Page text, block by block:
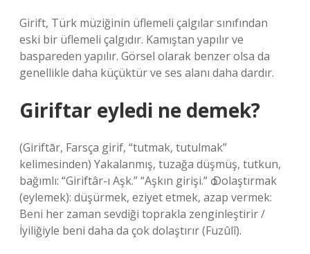
Girift, Türk müziğinin üflemeli çalgılar sınıfından
eski bir üflemeli çalgıdır. Kamıştan yapılır ve
baspareden yapılır. Görsel olarak benzer olsa da
genellikle daha küçüktür ve ses alanı daha dardır.
Giriftar eyledi ne demek?
(Giriftār, Farsça girif, “tutmak, tutulmak”
kelimesinden) Yakalanmış, tuzağa düşmüş, tutkun,
bağımlı: “Giriftâr-ı Aşk.” “Aşkın girişi.” ѻ Dolaştırmak
(eylemek): düşürmek, eziyet etmek, azap vermek:
Beni her zaman sevdiği toprakla zenginleştirir /
İyiliğiyle beni daha da çok dolaştırır (Fuzûlî).